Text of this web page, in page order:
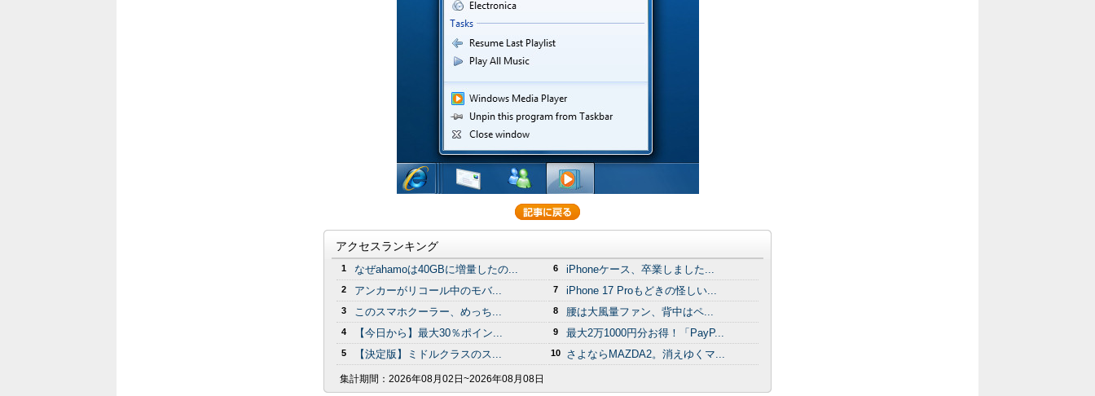
アクセスランキング
1 なぜahamoは40GBに増量したの...
2 アンカーがリコール中のモバ...
3 このスマホクーラー、めっち...
4 【今日から】最大30％ポイン...
5 【決定版】ミドルクラスのス...
6 iPhoneケース、卒業しました...
7 iPhone 17 Proもどきの怪しい...
8 腰は大風量ファン、背中はペ...
9 最大2万1000円分お得！「PayP...
10 さよならMAZDA2。消えゆくマ...
集計期間： 2026年08月02日~2026年08月08日